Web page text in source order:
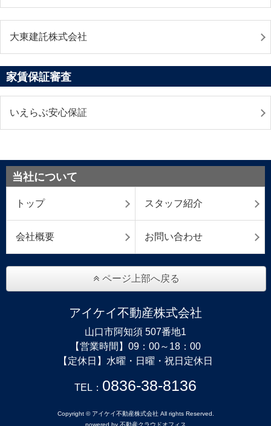
大東建託株式会社
家賃保証審査
いえらぶ安心保証
当社について
トップ スタッフ紹介
会社概要 お問い合わせ
ページ上部へ戻る
アイケイ不動産株式会社
山口市阿知須 507番地1
【営業時間】09：00～18：00
【定休日】水曜・日曜・祝日定休日
TEL： 0836-38-8136
Copyright © アイケイ不動産株式会社 All rights Reserved.
powered by 不動産クラウドオフィス